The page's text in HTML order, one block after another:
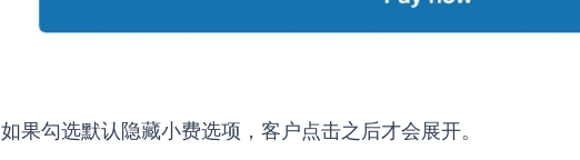
如果勾选默认隐藏小费选项，客户点击之后才会展开。